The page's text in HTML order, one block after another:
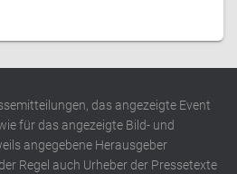
das angezeigte Event
für das angezeigte Bild- und
angegebene Herausgeber
Regel auch Urheber der Pressetexte